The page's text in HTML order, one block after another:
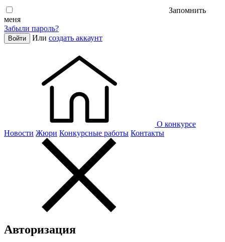
Запомнить
меня
Забыли пароль?
Войти Или создать аккаунт
О конкурсе
Новости Жюри Конкурсные работы Контакты
Авторизация